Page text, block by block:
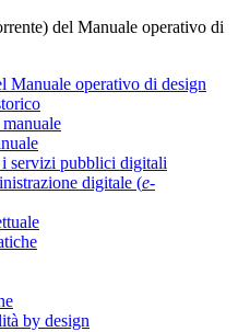
del Manuale operativo di
Manuale operativo di design
servizi pubblici digitali
digitale (e-
by design